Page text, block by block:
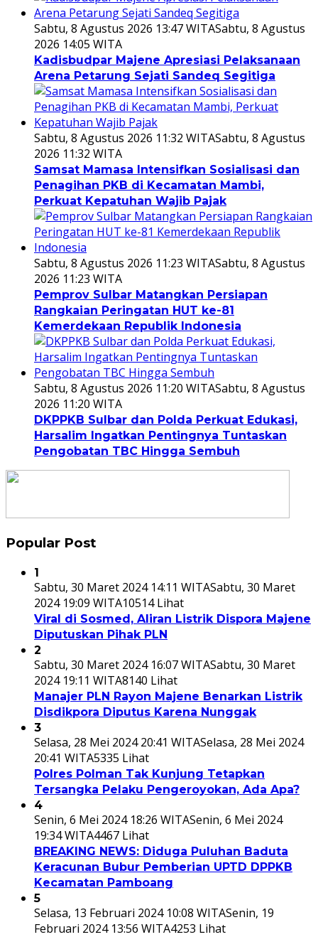
Sabtu, 8 Agustus 2026 13:47 WITASabtu, 8 Agustus
2026 14:05 WITA
Kadisbudpar Majene Apresiasi Pelaksanaan
Arena Petarung Sejati Sandeq Segitiga
Sabtu, 8 Agustus 2026 11:32 WITASabtu, 8 Agustus
2026 11:32 WITA
Samsat Mamasa Intensifkan Sosialisasi dan
Penagihan PKB di Kecamatan Mambi,
Perkuat Kepatuhan Wajib Pajak
Sabtu, 8 Agustus 2026 11:23 WITASabtu, 8 Agustus
2026 11:23 WITA
Pemprov Sulbar Matangkan Persiapan
Rangkaian Peringatan HUT ke-81
Kemerdekaan Republik Indonesia
Sabtu, 8 Agustus 2026 11:20 WITASabtu, 8 Agustus
2026 11:20 WITA
DKPPKB Sulbar dan Polda Perkuat Edukasi,
Harsalim Ingatkan Pentingnya Tuntaskan
Pengobatan TBC Hingga Sembuh
Popular Post
1
Sabtu, 30 Maret 2024 14:11 WITASabtu, 30 Maret
2024 19:09 WITA10514 Lihat
Viral di Sosmed, Aliran Listrik Dispora Majene
Diputuskan Pihak PLN
2
Sabtu, 30 Maret 2024 16:07 WITASabtu, 30 Maret
2024 19:11 WITA8140 Lihat
Manajer PLN Rayon Majene Benarkan Listrik
Disdikpora Diputus Karena Nunggak
3
Selasa, 28 Mei 2024 20:41 WITASelasa, 28 Mei 2024
20:41 WITA5335 Lihat
Polres Polman Tak Kunjung Tetapkan
Tersangka Pelaku Pengeroyokan, Ada Apa?
4
Senin, 6 Mei 2024 18:26 WITASenin, 6 Mei 2024
19:34 WITA4467 Lihat
BREAKING NEWS: Diduga Puluhan Baduta
Keracunan Bubur Pemberian UPTD DPPKB
Kecamatan Pamboang
5
Selasa, 13 Februari 2024 10:08 WITASenin, 19
Februari 2024 13:56 WITA4253 Lihat